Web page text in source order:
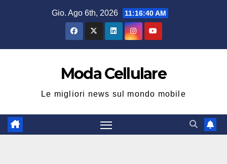
Gio. Ago 6th, 2026 11:16:42 AM
Moda Cellulare
Le migliori news sul mondo mobile